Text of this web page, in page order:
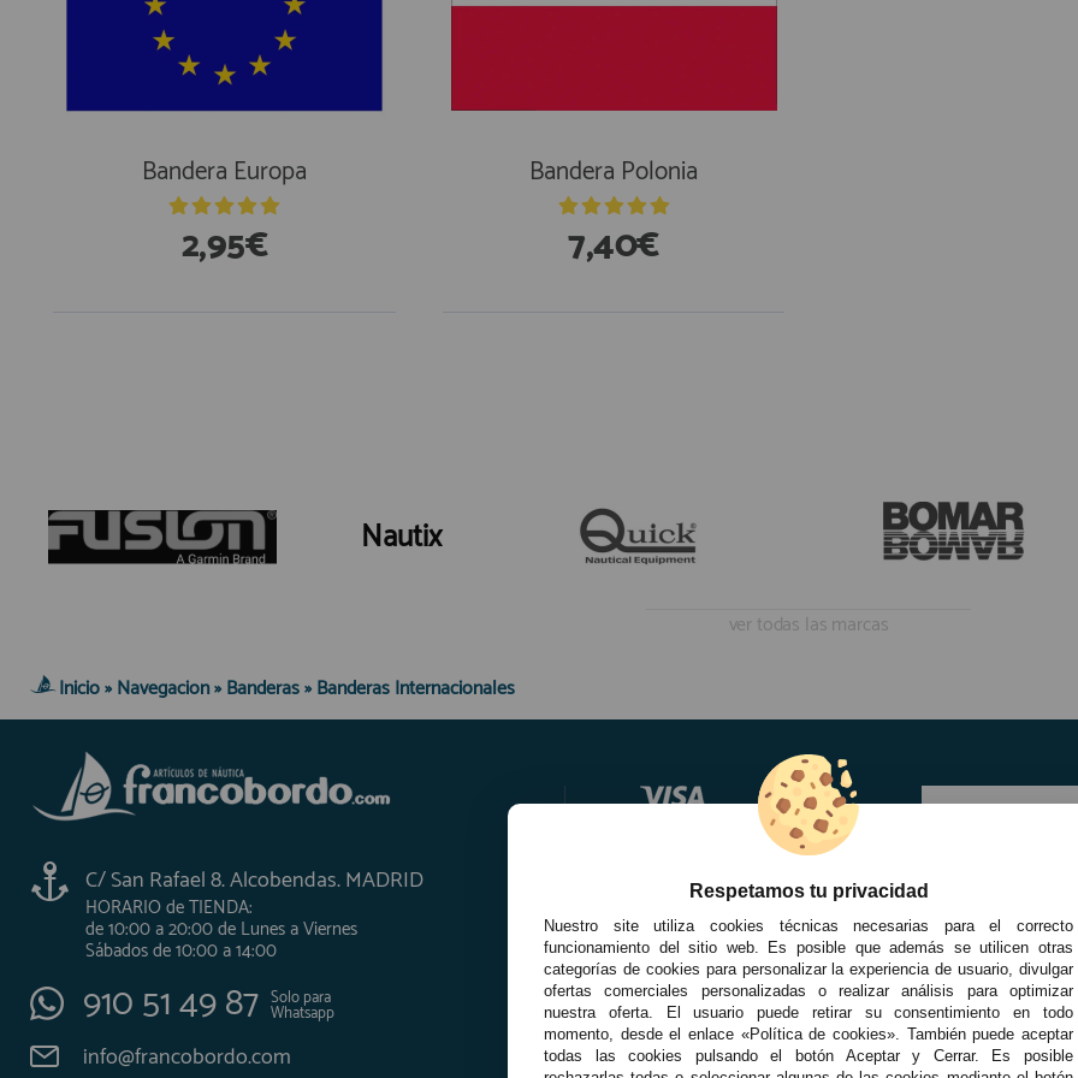
Bandera Europa
2,95€
Bandera Polonia
7,40€
Nautix
ver todas las marcas
Inicio» Navegacion» Banderas» Banderas Internacionales
C/ San Rafael 8. Alcobendas. MADRID
HORARIO de TIENDA:
de 10:00 a 20:00 de Lunes a Viernes
Sábados de 10:00 a 14:00
910 51 49 87 Solo para
Whatsapp
info@francobordo.com
Respetamos tu privacidad
Nuestro site utiliza cookies técnicas necesarias para el correcto
funcionamiento del sitio web. Es posible que además se utilicen otras
categorías de cookies para personalizar la experiencia de usuario, divulgar
ofertas comerciales personalizadas o realizar análisis para optimizar
nuestra oferta. El usuario puede retirar su consentimiento en todo
momento, desde el enlace «Política de cookies». También puede aceptar
todas las cookies pulsando el botón Aceptar y Cerrar. Es posible